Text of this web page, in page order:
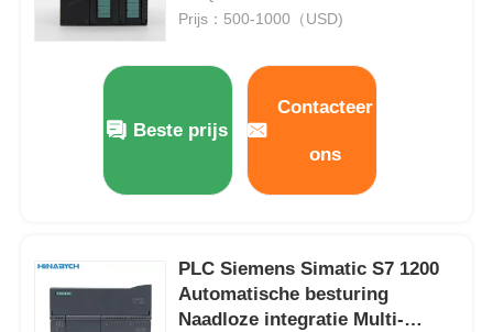
Prijs：500-1000（USD)
Beste prijs
Contacteer
ons
PLC Siemens Simatic S7 1200
Automatische besturing
Naadloze integratie Multi-